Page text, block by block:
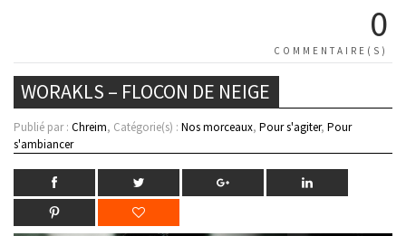
0
COMMENTAIRE(S)
WORAKLS – FLOCON DE NEIGE
Publié par : Chreim, Catégorie(s) : Nos morceaux, Pour s'agiter, Pour
s'ambiancer